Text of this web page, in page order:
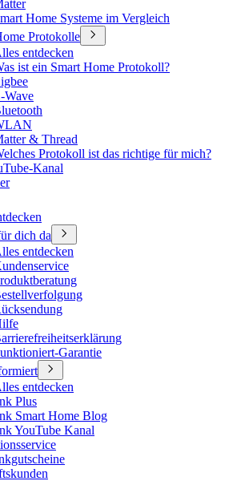
Home Systeme im Vergleich
Protokolle
entdecken
ist ein Smart Home Protokoll?
Wave
& Thread
Protokoll ist das richtige für mich?
Kanal
dich da
entdecken
Garantie
entdecken
Plus
Smart Home Blog
YouTube Kanal